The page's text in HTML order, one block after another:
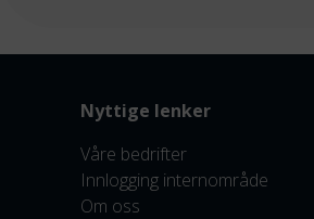
Nyttige lenker
Våre bedrifter
Innlogging internområde
Om oss